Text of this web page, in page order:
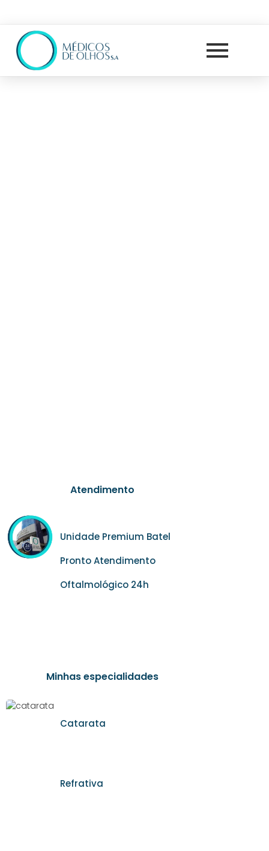
Atendimento
Unidade Premium Batel
Pronto Atendimento
Oftalmológico 24h
Minhas especialidades
Catarata
Refrativa